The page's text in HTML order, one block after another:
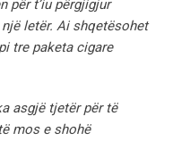
për t’iu përgjigjur
letër. Ai shqetësohet
tre paketa cigare
asgjë tjetër për të
mos e shohë